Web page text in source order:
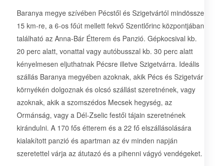
Baranya megye szívében Pécstől és Szigetvártól mindössze
15 km-re, a 6-os főút mellett fekvő Szentlőrinc központjában
található az Anna-Bár Étterem és Panzió. Gépkocsival kb.
20 perc alatt, vonattal vagy autóbusszal kb. 30 perc alatt
kényelmesen eljuthatnak Pécsre illetve Szigetvárra. Ideális
szállás Baranya megyében azoknak, akik Pécs és Szigetvár
környékén dolgoznak és olcsó szállást szeretnének, vagy
azoknak, akik a szomszédos Mecsek hegység, az
Ormánság, vagy a Dél-Zselic festői tájain szeretnének
kirándulni. A 170 fős étterem és a 22 fő elszállásolására
kialakított panzió és apartman az év minden napján
szeretettel várja az átutazó és a pihenni vágyó vendégeket.